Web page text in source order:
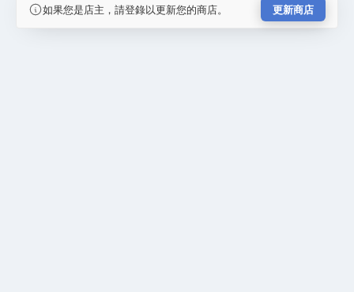
如果您是店主，請登錄以更新您的商店。 更新商店